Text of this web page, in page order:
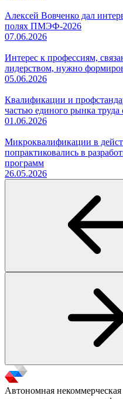
Алексей Вовченко дал
полях ПМЭФ-2026
07.06.2026
Интерес к профессиям,
лидерством, нужно
05.06.2026
Квалификации и
частью единого рынка
01.06.2026
Микроквалификации в
попрактиковались в
программ
26.05.2026
Автономная